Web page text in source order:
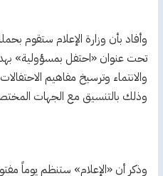
وأفاد بأن وزارة الإعلام ستقوم
تحت عنوان «احتفل ‏بمسؤولية»
والانتماء وترسيخ مفاهيم
وذلك بالتنسيق مع الجهات
وذكر أن «الإعلام» ستنظم يوماً